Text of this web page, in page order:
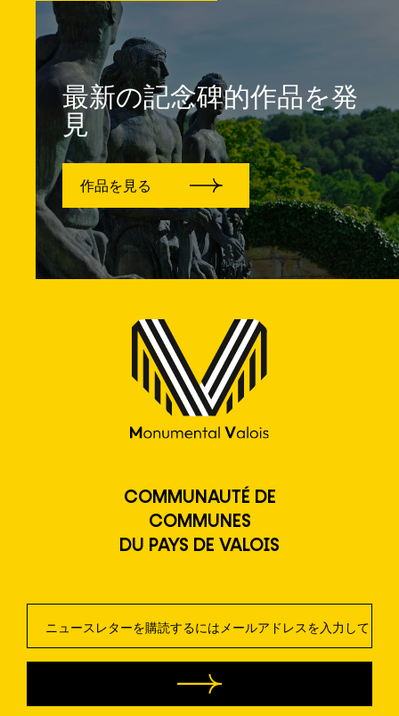
最新の記念碑的作品を発
見
作品を見る
COMMUNAUTÉ DE
COMMUNES
DU PAYS DE VALOIS
ー
タ